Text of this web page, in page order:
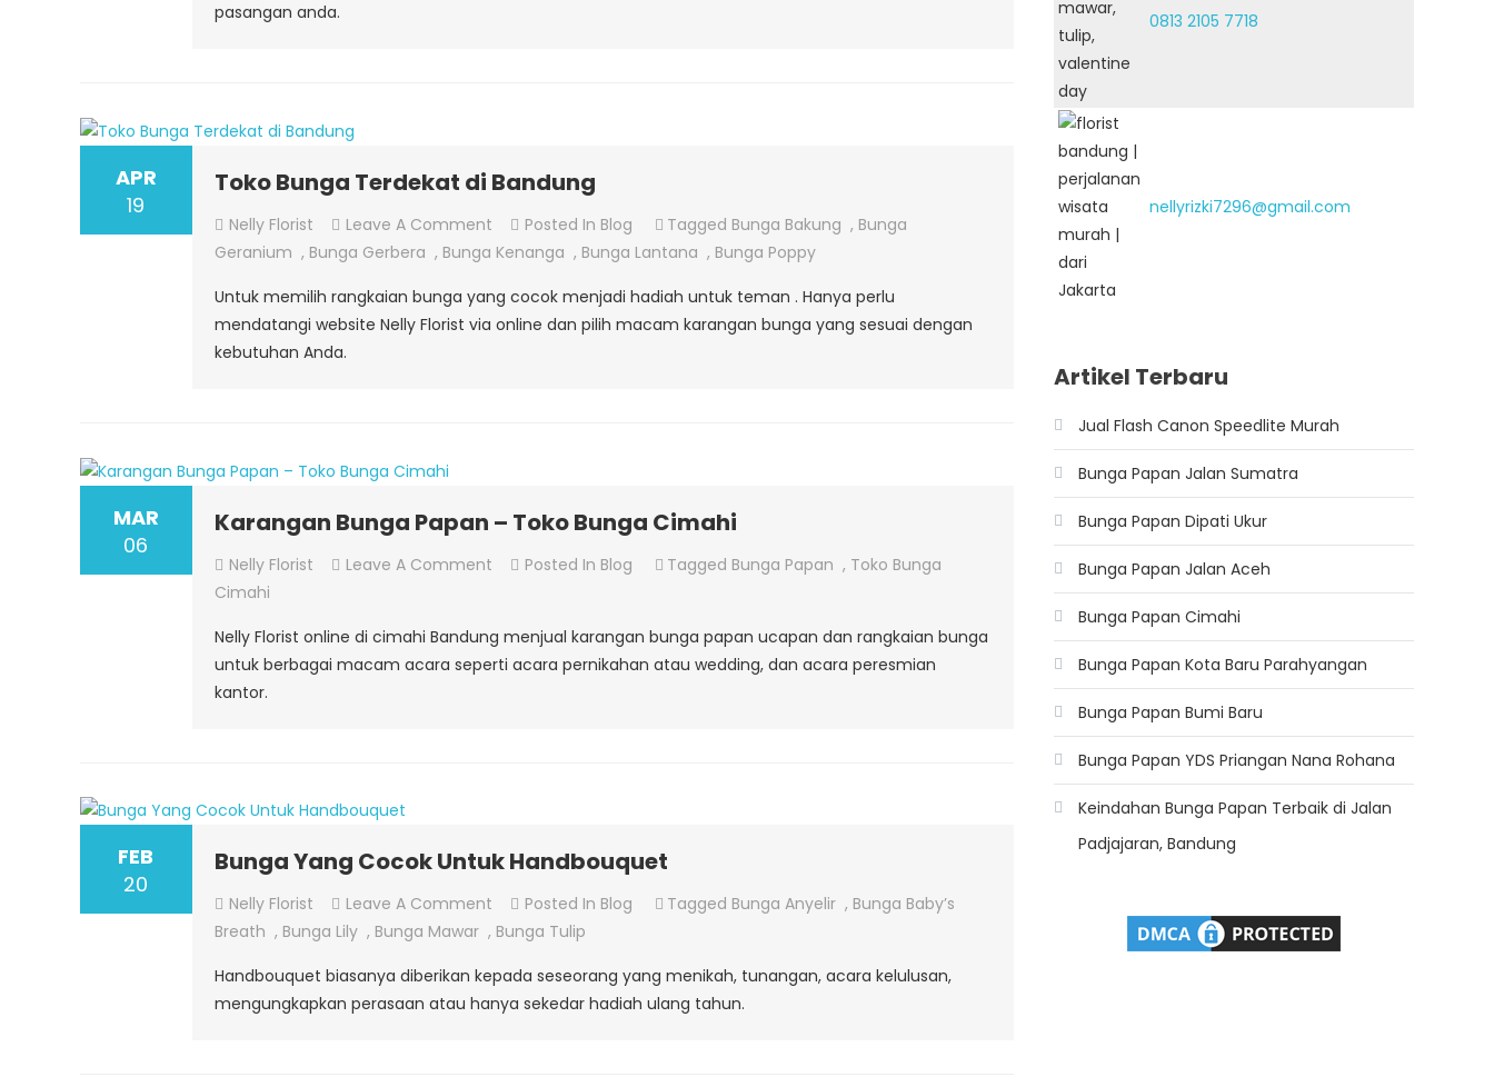
pasangan anda.
APR
19
Toko Bunga Terdekat di Bandung
Nelly Florist Leave A CommentOn
Toko
Terdekat
Di
Posted In Blog Tagged Bunga Bakung , Bunga
Geranium , Bunga Gerbera , Bunga Kenanga , Bunga Lantana , Bunga Poppy
Untuk memilih rangkaian bunga yang cocok menjadi hadiah untuk teman . Hanya perlu
mendatangi website Nelly Florist via online dan pilih macam karangan bunga yang sesuai dengan
kebutuhan Anda.
MAR
06
Karangan Bunga Papan – Toko Bunga Cimahi
Nelly Florist Leave A CommentOn
Papan
–
Posted In Blog Tagged Bunga Papan , Toko Bunga
Cimahi
Nelly Florist online di cimahi Bandung menjual karangan bunga papan ucapan dan rangkaian bunga
untuk berbagai macam acara seperti acara pernikahan atau wedding, dan acara peresmian
kantor.
FEB
20
Bunga Yang Cocok Untuk Handbouquet
Nelly Florist Leave A CommentOn
Bunga
Cocok
Untuk
Posted In Blog Tagged Bunga Anyelir , Bunga Baby’s
Breath , Bunga Lily , Bunga Mawar , Bunga Tulip
Handbouquet biasanya diberikan kepada seseorang yang menikah, tunangan, acara kelulusan,
mengungkapkan perasaan atau hanya sekedar hadiah ulang tahun.
0813 2105 7718
nellyrizki7296@gmail.com
Artikel Terbaru
Jual Flash Canon Speedlite Murah
Bunga Papan Jalan Sumatra
Bunga Papan Dipati Ukur
Bunga Papan Jalan Aceh
Bunga Papan Cimahi
Bunga Papan Kota Baru Parahyangan
Bunga Papan Bumi Baru
Bunga Papan YDS Priangan Nana Rohana
Keindahan Bunga Papan Terbaik di Jalan
Padjajaran, Bandung